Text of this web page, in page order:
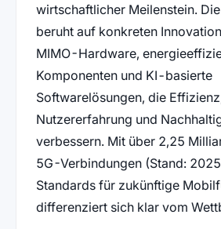
wirtschaftlicher Meilenstein.
beruht auf konkreten
MIMO-Hardware,
Komponenten und KI-basierte
Softwarelösungen, die
Nutzererfahrung und
verbessern. Mit über 2,25
5G-Verbindungen (Stand:
Standards für zukünftige
differenziert sich klar vom